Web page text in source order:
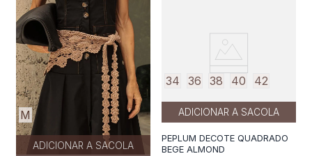
M
ADICIONAR A SACOLA
34 36 38 40 42
ADICIONAR A SACOLA
PEPLUM DECOTE QUADRADO
BEGE ALMOND